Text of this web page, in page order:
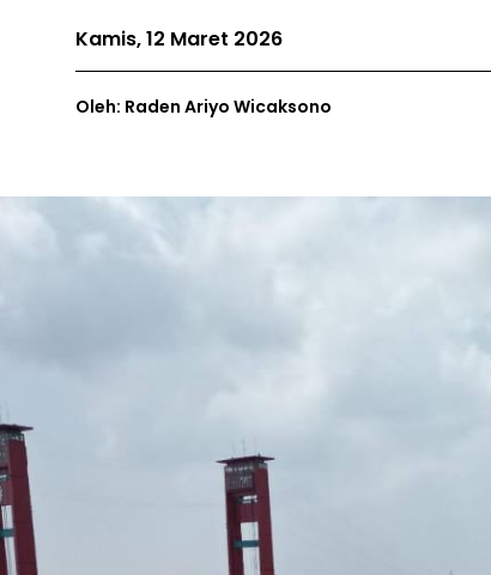
Kamis, 12 Maret 2026
Oleh: Raden Ariyo Wicaksono